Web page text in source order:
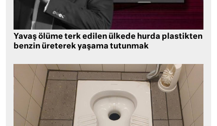
Yavaş ölüme terk edilen ülkede hurda plastikten
benzin üreterek yaşama tutunmak